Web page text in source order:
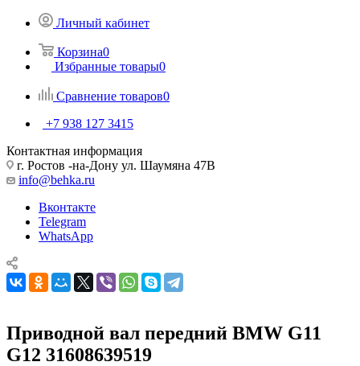
Личный кабинет
Корзина0
Избранные товары0
Сравнение товаров0
+7 938 127 3415
Контактная информация
г. Ростов -на-Дону ул. Шаумяна 47В
info@behka.ru
Вконтакте
Telegram
WhatsApp
Приводной вал передний BMW G11
G12 31608639519